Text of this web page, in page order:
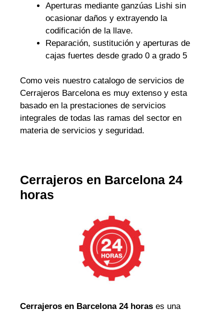
Aperturas mediante ganzúas Lishi sin
ocasionar daños y extrayendo la
codificación de la llave.
Reparación, sustitución y aperturas de
cajas fuertes desde grado 0 a grado 5
Como veis nuestro catalogo de servicios de
Cerrajeros Barcelona es muy extenso y esta
basado en la prestaciones de servicios
integrales de todas las ramas del sector en
materia de servicios y seguridad.
Cerrajeros en Barcelona 24
horas
Cerrajeros en Barcelona 24 horas es una